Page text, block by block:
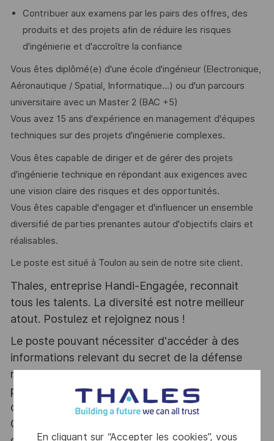
En cliquant sur “Accepter les cookies”, vous
Contribuer aux examens par les pairs des offres, des
produits et des projets afin de réduire les risques
d'ingénierie et d'accroître la confiance
Vous êtes diplômé(e) d'une école d'ingénieur (Electronique,
Aéronautique / Spatial, Informatique…) ou d'un parcours
universitaire avec un Master 2 (BAC +5)
Vous avez 15 ans d'expérience en management d'équipes
techniques sur des projets d'ingénierie complexes.
Vous êtes capable de diriger et de gérer des projets
d'ingénierie technique en répondant aux exigences avec
une vision claire des risques et des opportunités.
Vous êtes capable d'engager et d'influencer un ensemble
diversifié de parties prenantes autour d'objectifs clairs et
réalisables.
Le poste est situé à Toulon au sein de notre site client.
Thales, entreprise Handi-Engagée, reconnait
tous les talents. La diversité est notre meilleur
atout. Postulez et rejoignez nous !
Le poste pouvant nécessiter d'accéder à des
informations relevant du secret de la défense
nationale, la personne retenue fera l'objet d'une
procédure d’habilitation, conformément aux
dispositions des articles R.2311-1 et suivants du
Code de la défense et de l’IGI 1300 SGDSN/PSE